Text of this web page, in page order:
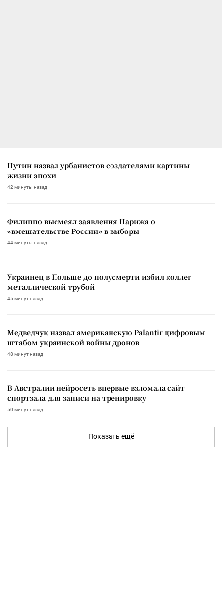
Путин назвал урбанистов создателями картины
жизни эпохи
42 минуты назад
Филиппо высмеял заявления Парижа о
«вмешательстве России» в выборы
44 минуты назад
Украинец в Польше до полусмерти избил коллег
металлической трубой
45 минут назад
Медведчук назвал американскую Palantir цифровым
штабом украинской войны дронов
48 минут назад
В Австралии нейросеть впервые взломала сайт
спортзала для записи на тренировку
50 минут назад
Показать ещё